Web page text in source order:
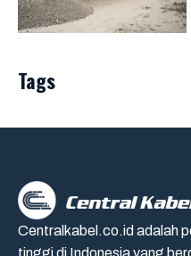
Tags
Centralkabel.co.id adalah
tinggi di Indonesia yang